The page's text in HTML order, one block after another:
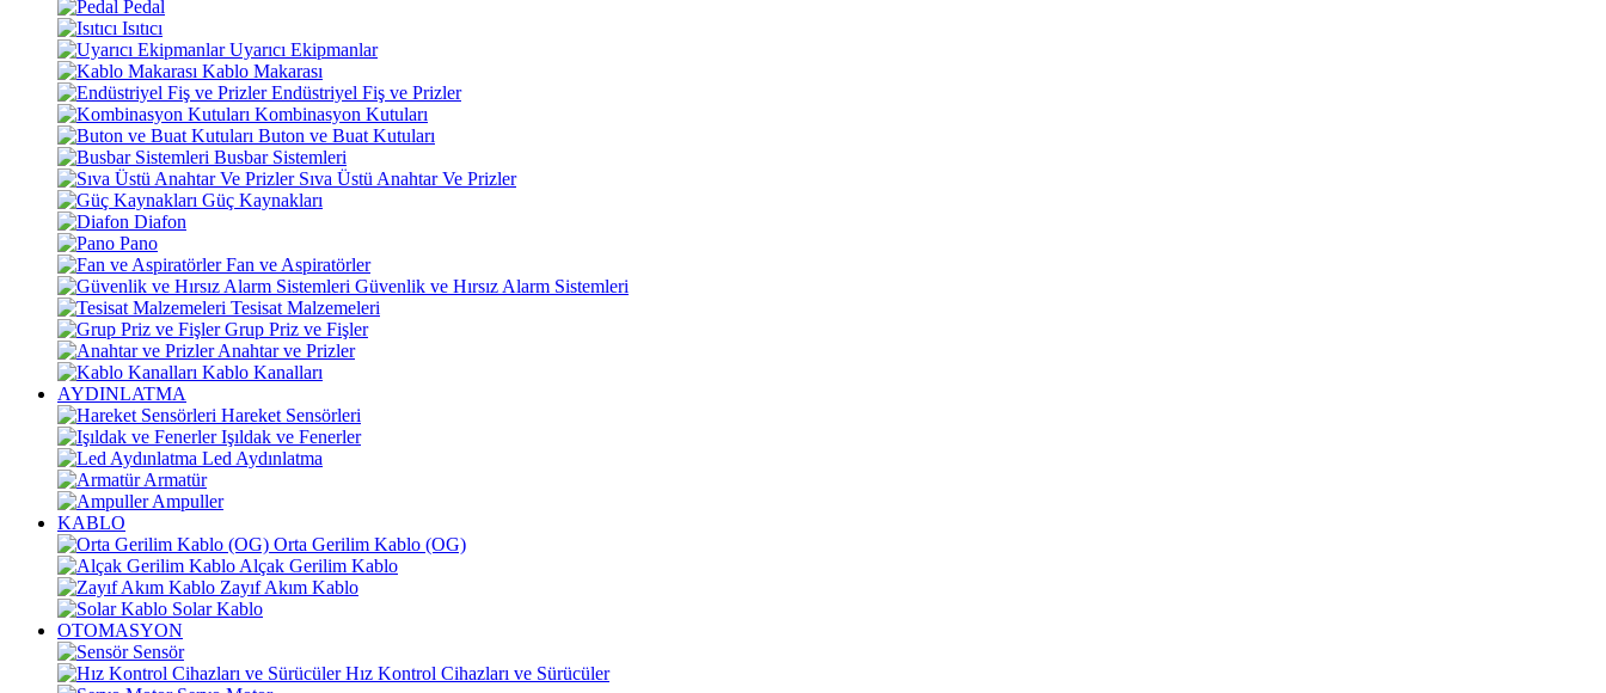
Pedal
Isıtıcı
Uyarıcı Ekipmanlar
Kablo Makarası
Endüstriyel Fiş ve Prizler
Kombinasyon Kutuları
Buton ve Buat Kutuları
Busbar Sistemleri
Sıva Üstü Anahtar Ve Prizler
Güç Kaynakları
Diafon
Pano
Fan ve Aspiratörler
Güvenlik ve Hırsız Alarm Sistemleri
Tesisat Malzemeleri
Grup Priz ve Fişler
Anahtar ve Prizler
Kablo Kanalları
AYDINLATMA
Hareket Sensörleri
Işıldak ve Fenerler
Led Aydınlatma
Armatür
Ampuller
KABLO
Orta Gerilim Kablo (OG)
Alçak Gerilim Kablo
Zayıf Akım Kablo
Solar Kablo
OTOMASYON
Sensör
Hız Kontrol Cihazları ve Sürücüler